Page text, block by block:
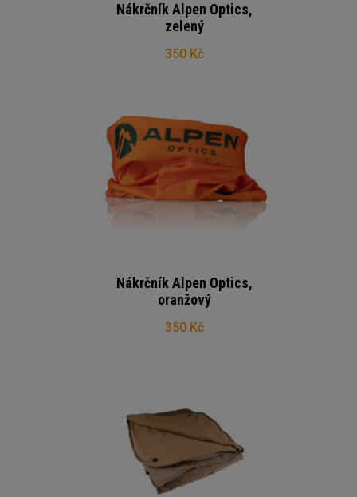
Nákrčník Alpen Optics,
zelený
350 Kč
Nákrčník Alpen Optics,
oranžový
350 Kč